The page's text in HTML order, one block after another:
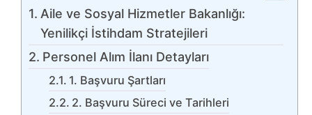
Aile ve Sosyal Hizmetler Bakanlığı:
Yenilikçi İstihdam Stratejileri
Personel Alım İlanı Detayları
1. Başvuru Şartları
2. Başvuru Süreci ve Tarihleri